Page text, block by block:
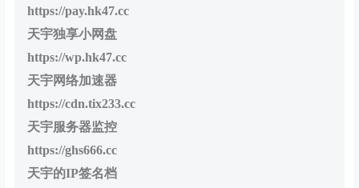
https://pay.hk47.cc
天宇独享小网盘
https://wp.hk47.cc
天宇网络加速器
https://cdn.tix233.cc
天宇服务器监控
https://ghs666.cc
天宇的IP签名档